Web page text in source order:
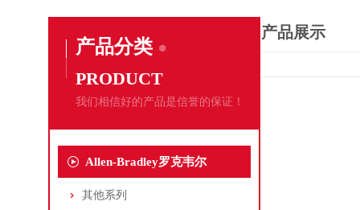
产品分类
PRODUCT
我们相信好的产品是信誉的保证！
Allen-Bradley罗克韦尔
其他系列
产品展示